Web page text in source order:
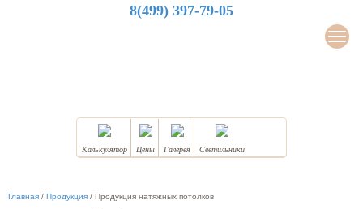
8(499) 397-79-05
Калькулятор Цены Галерея Светильники
Главная / Продукция / Продукция натяжных потолков